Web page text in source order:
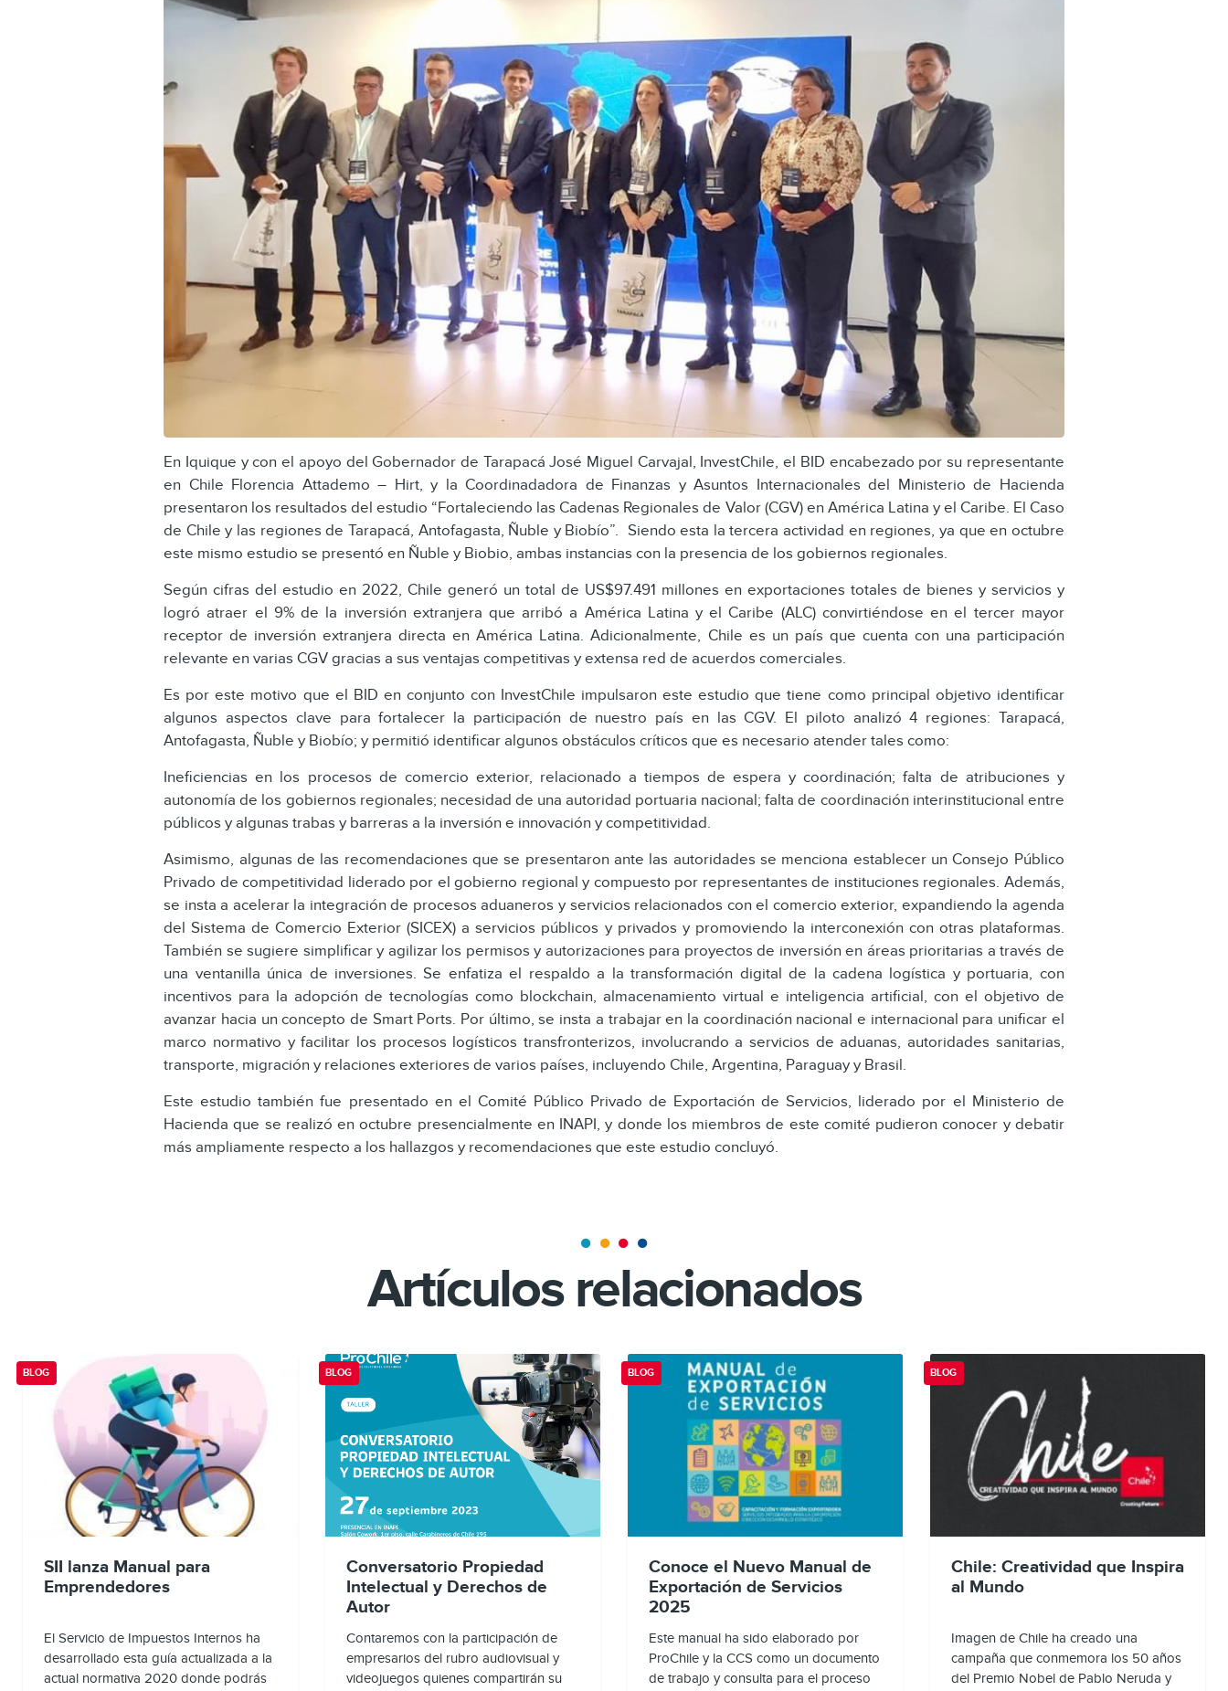
En Iquique y con el apoyo del Gobernador de Tarapacá José Miguel Carvajal, InvestChile, el BID encabezado por su representante
en Chile Florencia Attademo – Hirt, y la Coordinadadora de Finanzas y Asuntos Internacionales del Ministerio de Hacienda
presentaron los resultados del estudio “Fortaleciendo las Cadenas Regionales de Valor (CGV) en América Latina y el Caribe. El Caso
de Chile y las regiones de Tarapacá, Antofagasta, Ñuble y Biobío”. Siendo esta la tercera actividad en regiones, ya que en octubre
este mismo estudio se presentó en Ñuble y Biobio, ambas instancias con la presencia de los gobiernos regionales.
Según cifras del estudio en 2022, Chile generó un total de US$97.491 millones en exportaciones totales de bienes y servicios y
logró atraer el 9% de la inversión extranjera que arribó a América Latina y el Caribe (ALC) convirtiéndose en el tercer mayor
receptor de inversión extranjera directa en América Latina. Adicionalmente, Chile es un país que cuenta con una participación
relevante en varias CGV gracias a sus ventajas competitivas y extensa red de acuerdos comerciales.
Es por este motivo que el BID en conjunto con InvestChile impulsaron este estudio que tiene como principal objetivo identificar
algunos aspectos clave para fortalecer la participación de nuestro país en las CGV. El piloto analizó 4 regiones: Tarapacá,
Antofagasta, Ñuble y Biobío; y permitió identificar algunos obstáculos críticos que es necesario atender tales como:
Ineficiencias en los procesos de comercio exterior, relacionado a tiempos de espera y coordinación; falta de atribuciones y
autonomía de los gobiernos regionales; necesidad de una autoridad portuaria nacional; falta de coordinación interinstitucional entre
públicos y algunas trabas y barreras a la inversión e innovación y competitividad.
Asimismo, algunas de las recomendaciones que se presentaron ante las autoridades se menciona establecer un Consejo Público
Privado de competitividad liderado por el gobierno regional y compuesto por representantes de instituciones regionales. Además,
se insta a acelerar la integración de procesos aduaneros y servicios relacionados con el comercio exterior, expandiendo la agenda
del Sistema de Comercio Exterior (SICEX) a servicios públicos y privados y promoviendo la interconexión con otras plataformas.
También se sugiere simplificar y agilizar los permisos y autorizaciones para proyectos de inversión en áreas prioritarias a través de
una ventanilla única de inversiones. Se enfatiza el respaldo a la transformación digital de la cadena logística y portuaria, con
incentivos para la adopción de tecnologías como blockchain, almacenamiento virtual e inteligencia artificial, con el objetivo de
avanzar hacia un concepto de Smart Ports. Por último, se insta a trabajar en la coordinación nacional e internacional para unificar el
marco normativo y facilitar los procesos logísticos transfronterizos, involucrando a servicios de aduanas, autoridades sanitarias,
transporte, migración y relaciones exteriores de varios países, incluyendo Chile, Argentina, Paraguay y Brasil.
Este estudio también fue presentado en el Comité Público Privado de Exportación de Servicios, liderado por el Ministerio de
Hacienda que se realizó en octubre presencialmente en INAPI, y donde los miembros de este comité pudieron conocer y debatir
más ampliamente respecto a los hallazgos y recomendaciones que este estudio concluyó.
Artículos relacionados
BLOG
SII lanza Manual para
Emprendedores
El Servicio de Impuestos Internos ha
desarrollado esta guía actualizada a la
actual normativa 2020 donde podrás
BLOG
Conversatorio Propiedad
Intelectual y Derechos de
Autor
Contaremos con la participación de
empresarios del rubro audiovisual y
videojuegos quienes compartirán su
BLOG
Conoce el Nuevo Manual de
Exportación de Servicios
2025
Este manual ha sido elaborado por
ProChile y la CCS como un documento
de trabajo y consulta para el proceso
BLOG
Chile: Creatividad que Inspira
al Mundo
Imagen de Chile ha creado una
campaña que conmemora los 50 años
del Premio Nobel de Pablo Neruda y